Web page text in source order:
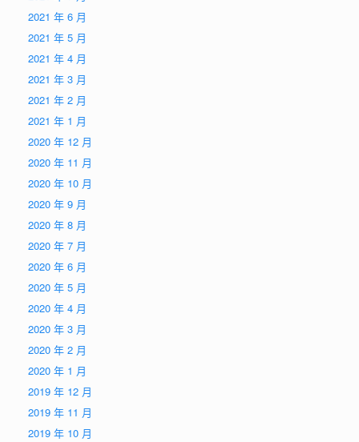
2021 年 6 月
2021 年 5 月
2021 年 4 月
2021 年 3 月
2021 年 2 月
2021 年 1 月
2020 年 12 月
2020 年 11 月
2020 年 10 月
2020 年 9 月
2020 年 8 月
2020 年 7 月
2020 年 6 月
2020 年 5 月
2020 年 4 月
2020 年 3 月
2020 年 2 月
2020 年 1 月
2019 年 12 月
2019 年 11 月
2019 年 10 月